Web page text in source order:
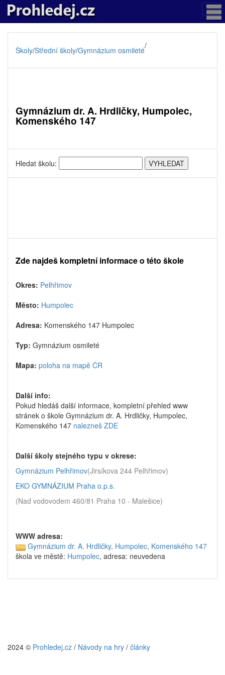
Školy/Střední školy/Gymnázium osmileté/
Gymnázium dr. A. Hrdličky, Humpolec,
Komenského 147
Hledat školu:
Zde najdeš kompletní informace o této škole
Okres: Pelhřimov
Město: Humpolec
Adresa: Komenského 147 Humpolec
Typ: Gymnázium osmileté
Mapa: poloha na mapě ČR
Další info:
Pokud hledáš další informace, kompletní přehled www
stránek o škole Gymnázium dr. A. Hrdličky, Humpolec,
Komenského 147 nalezneš ZDE
Další školy stejného typu v okrese:
Gymnázium Pelhřimov(Jirsíkova 244 Pelhřimov)
EKO GYMNÁZIUM Praha o.p.s.
(Nad vodovodem 460/81 Praha 10 - Malešice)
WWW adresa:
Gymnázium dr. A. Hrdličky, Humpolec, Komenského 147
škola ve městě: Humpolec, adresa: neuvedena
2024 © Prohledej.cz / Návody na hry / články